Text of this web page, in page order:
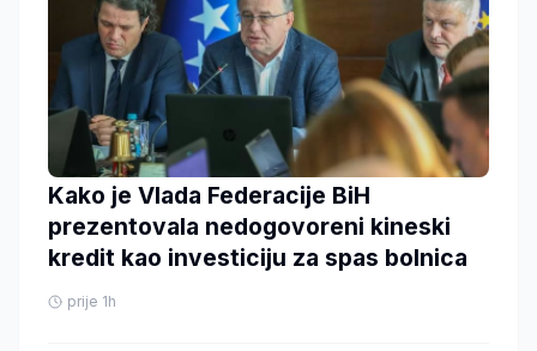
Kako je Vlada Federacije BiH
prezentovala nedogovoreni kineski
kredit kao investiciju za spas bolnica
prije 1h